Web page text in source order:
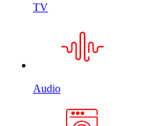
TV
Audio